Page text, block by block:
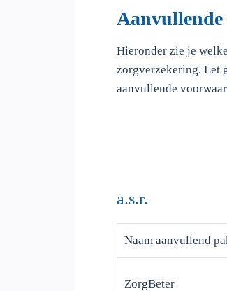
Hieronder zie je
zorgverzekering. Let
aanvullende
a.s.r.
Naam aanvullend
ZorgBeter